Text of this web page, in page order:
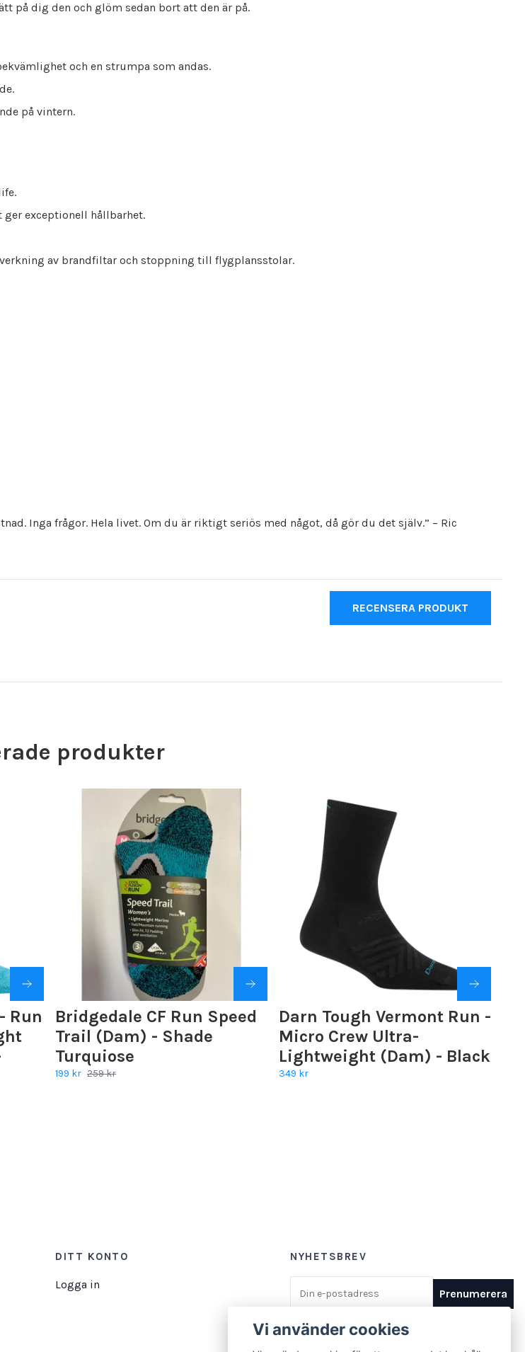
på dig den och glöm sedan bort att den är på.
och en strumpa som andas.
på vintern.
ger exceptionell hållbarhet.
av brandfiltar och stoppning till flygplansstolar.
Inga frågor. Hela livet. Om du är riktigt seriös med något, då gör du det själv.” – Ric
RECENSERA PRODUKT
produkter
Run
Bridgedale CF Run Speed
Trail (Dam) - Shade
Turquiose
199 kr 259 kr
Darn Tough Vermont Run -
Micro Crew Ultra-
Lightweight (Dam) - Black
349 kr
DITT KONTO
Logga in
NYHETSBREV
Prenumerera
Vi använder cookies